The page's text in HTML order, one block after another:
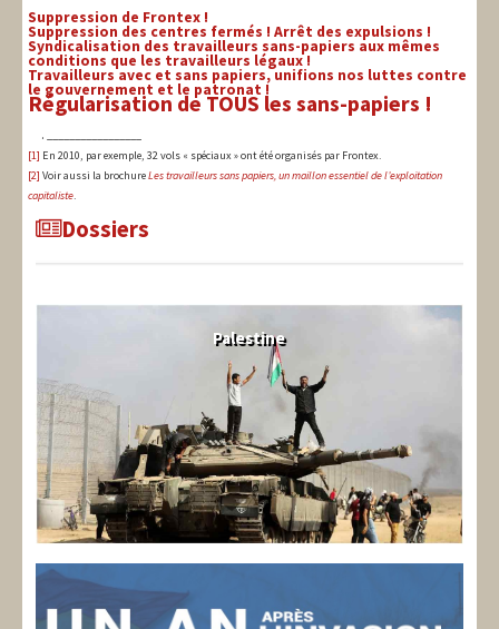
Suppression de Frontex !
Suppression des centres fermés ! Arrêt des expulsions !
Syndicalisation des travailleurs sans-papiers aux mêmes
conditions que les travailleurs légaux !
Travailleurs avec et sans papiers, unifions nos luttes contre
le gouvernement et le patronat !
Régularisation de TOUS les sans-papiers !
.
[1] En 2010, par exemple, 32 vols « spéciaux » ont été organisés par Frontex.
[2] Voir aussi la brochureLes travailleurs sans papiers, un maillon essentiel de l’exploitation
capitaliste.
Dossiers
Palestine